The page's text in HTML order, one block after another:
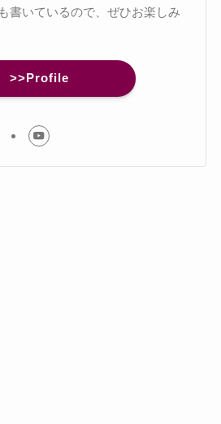
書いているので、ぜひお楽しみ
>>Profile